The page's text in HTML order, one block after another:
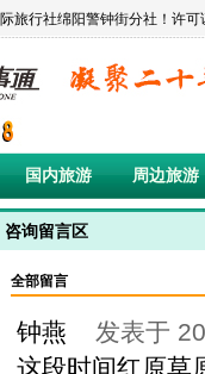
旅行社绵阳警钟街分社！许
国内旅游 周边旅游
咨询留言区
全部留言
钟燕 发表于
这段时间红原草